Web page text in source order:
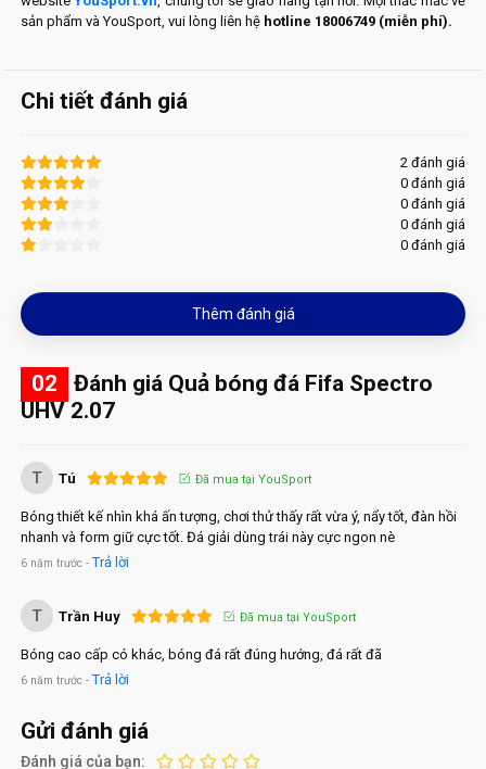
sản phẩm và YouSport, vui lòng liên hệ hotline 18006749 (miễn phí).
02
Đánh giá Quả bóng đá Fifa Spectro
UHV 2.07
T Tú Đã mua tại YouSport
Bóng thiết kế nhìn khá ấn tượng, chơi thử thấy rất vừa ý, nẩy tốt, đàn hồi
nhanh và form giữ cực tốt. Đá giải dùng trái này cực ngon nè
6 năm trước - Trả lời
T Trần Huy Đã mua tại YouSport
Bóng cao cấp có khác, bóng đá rất đúng hướng, đá rất đã
6 năm trước - Trả lời
Gửi đánh giá
Đánh giá của bạn:
Chi tiết đánh giá
2 đánh giá
0 đánh giá
0 đánh giá
0 đánh giá
0 đánh giá
Thêm đánh giá